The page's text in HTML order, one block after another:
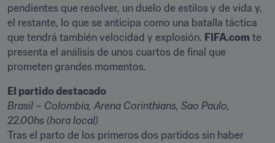
pendientes que resolver, un duelo de estilos y de vida y,
el restante, lo que se anticipa como una batalla táctica
que tendrá también velocidad y explosión. FIFA.com te
presenta el análisis de unos cuartos de final que
prometen grandes momentos.
El partido destacado
Brasil – Colombia, Arena Corinthians, Sao Paulo,
22.00hs (hora local)
Tras el parto de los primeros dos partidos sin haber